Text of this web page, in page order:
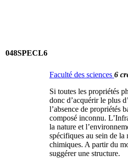
048SPECL6
Faculté des sciences 6
Si toutes les propriétés
donc d’acquérir le plus
l’absence de propriétés
composé inconnu.
la nature et
spécifiques au sein de la
chimiques. A partir du
suggérer une structure.